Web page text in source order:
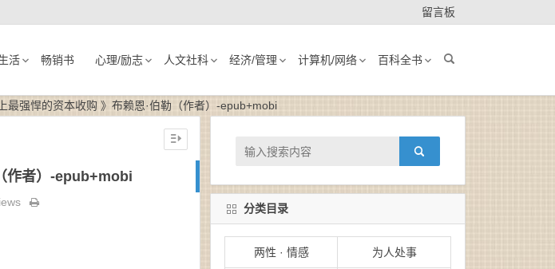
留言板
活 畅销书 心理/励志 人文社科 经济/管理 计算机/网络 百科全书
最强悍的资本收购 》布赖恩·伯勒（作者）-epub+mobi
作者）-epub+mobi
分类目录
两性 · 情感 为人处事